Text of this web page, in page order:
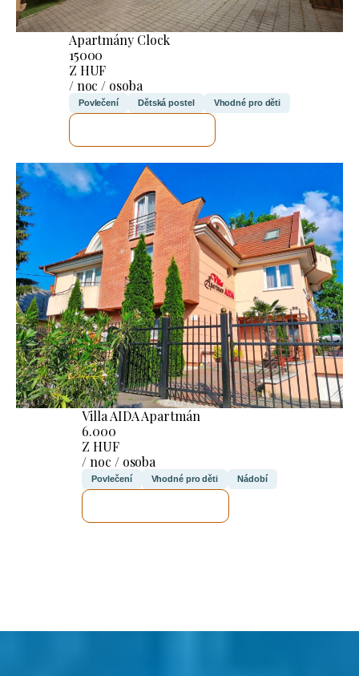
Apartmány Clock
15000
Z HUF
/ noc / osoba
Povlečení Dětská postel Vhodné pro děti
Villa AIDA Apartmán
6.000
Z HUF
/ noc / osoba
Povlečení Vhodné pro děti Nádobí